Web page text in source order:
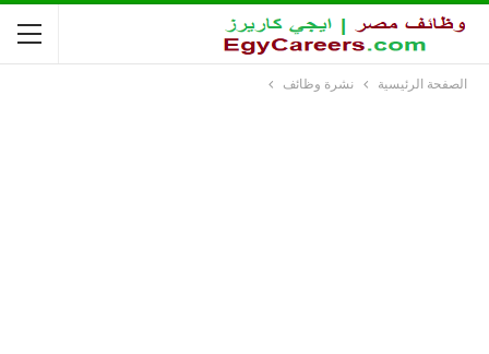
الصفحة الرئيسية نشرة وظائف